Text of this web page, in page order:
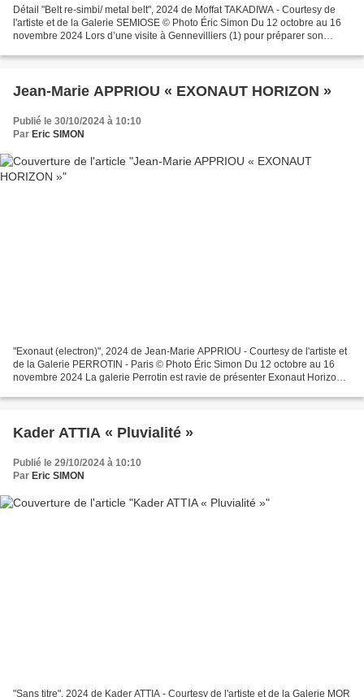
Détail "Belt re-simbi/ metal belt", 2024 de Moffat TAKADIWA - Courtesy de
l'artiste et de la Galerie SEMIOSE © Photo Éric Simon Du 12 octobre au 16
novembre 2024 Lors d’une visite à Gennevilliers (1) pour préparer son
Jean-Marie APPRIOU « EXONAUT HORIZON »
Publié le 30/10/2024 à 10:10
Par Eric SIMON
"Exonaut (electron)", 2024 de Jean-Marie APPRIOU - Courtesy de l'artiste et
de la Galerie PERROTIN - Paris © Photo Éric Simon Du 12 octobre au 16
novembre 2024 La galerie Perrotin est ravie de présenter Exonaut Horizon,
Kader ATTIA « Pluvialité »
Publié le 29/10/2024 à 10:10
Par Eric SIMON
"Sans titre", 2024 de Kader ATTIA - Courtesy de l'artiste et de la Galerie MOR